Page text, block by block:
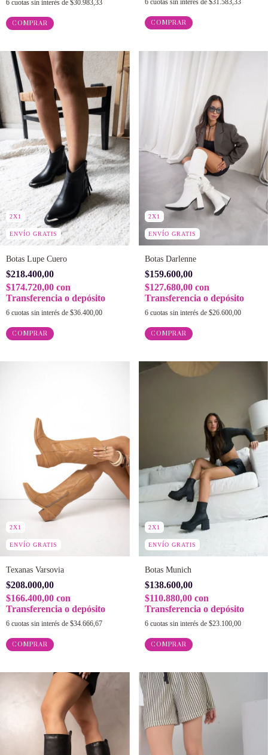
6 cuotas sin interés de $30.983,33
COMPRAR
6 cuotas sin interés de $31.583,33
COMPRAR
2X1
ENVÍO GRATIS
Botas Lupe Cuero
$218.400,00
$174.720,00 con
Transferencia o depósito
6 cuotas sin interés de $36.400,00
COMPRAR
2X1
ENVÍO GRATIS
Botas Darlenne
$159.600,00
$127.680,00 con
Transferencia o depósito
6 cuotas sin interés de $26.600,00
COMPRAR
2X1
ENVÍO GRATIS
Texanas Varsovia
$208.000,00
$166.400,00 con
Transferencia o depósito
6 cuotas sin interés de $34.666,67
COMPRAR
2X1
ENVÍO GRATIS
Botas Munich
$138.600,00
$110.880,00 con
Transferencia o depósito
6 cuotas sin interés de $23.100,00
COMPRAR